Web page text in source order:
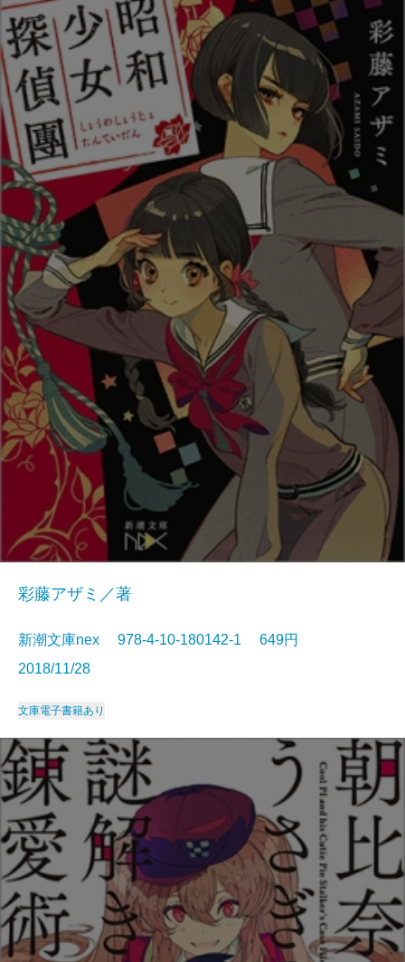
彩藤アザミ／著
新潮文庫nex 978-4-10-180142-1 649円
2018/11/28
文庫電子書籍あり